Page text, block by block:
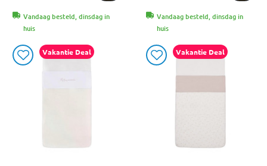
Vandaag besteld, dinsdag in
huis
Vandaag besteld, dinsdag in
huis
Vakantie Deal Vakantie Deal